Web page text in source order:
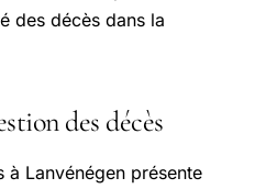
des décès dans la
des décès
à Lanvénégen présente